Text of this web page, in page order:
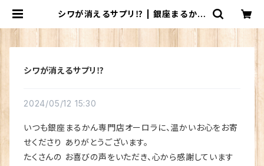
シワが消えるサプリ⁉ | 銀座まるかん
シワが消えるサプリ⁉
2024/05/12 15:30
いつも銀座まるかん専門店オーロラに、温かいお心をお寄
せくださり ありがとうございます。
たくさんの お喜びの声をいただき、心から感謝しています